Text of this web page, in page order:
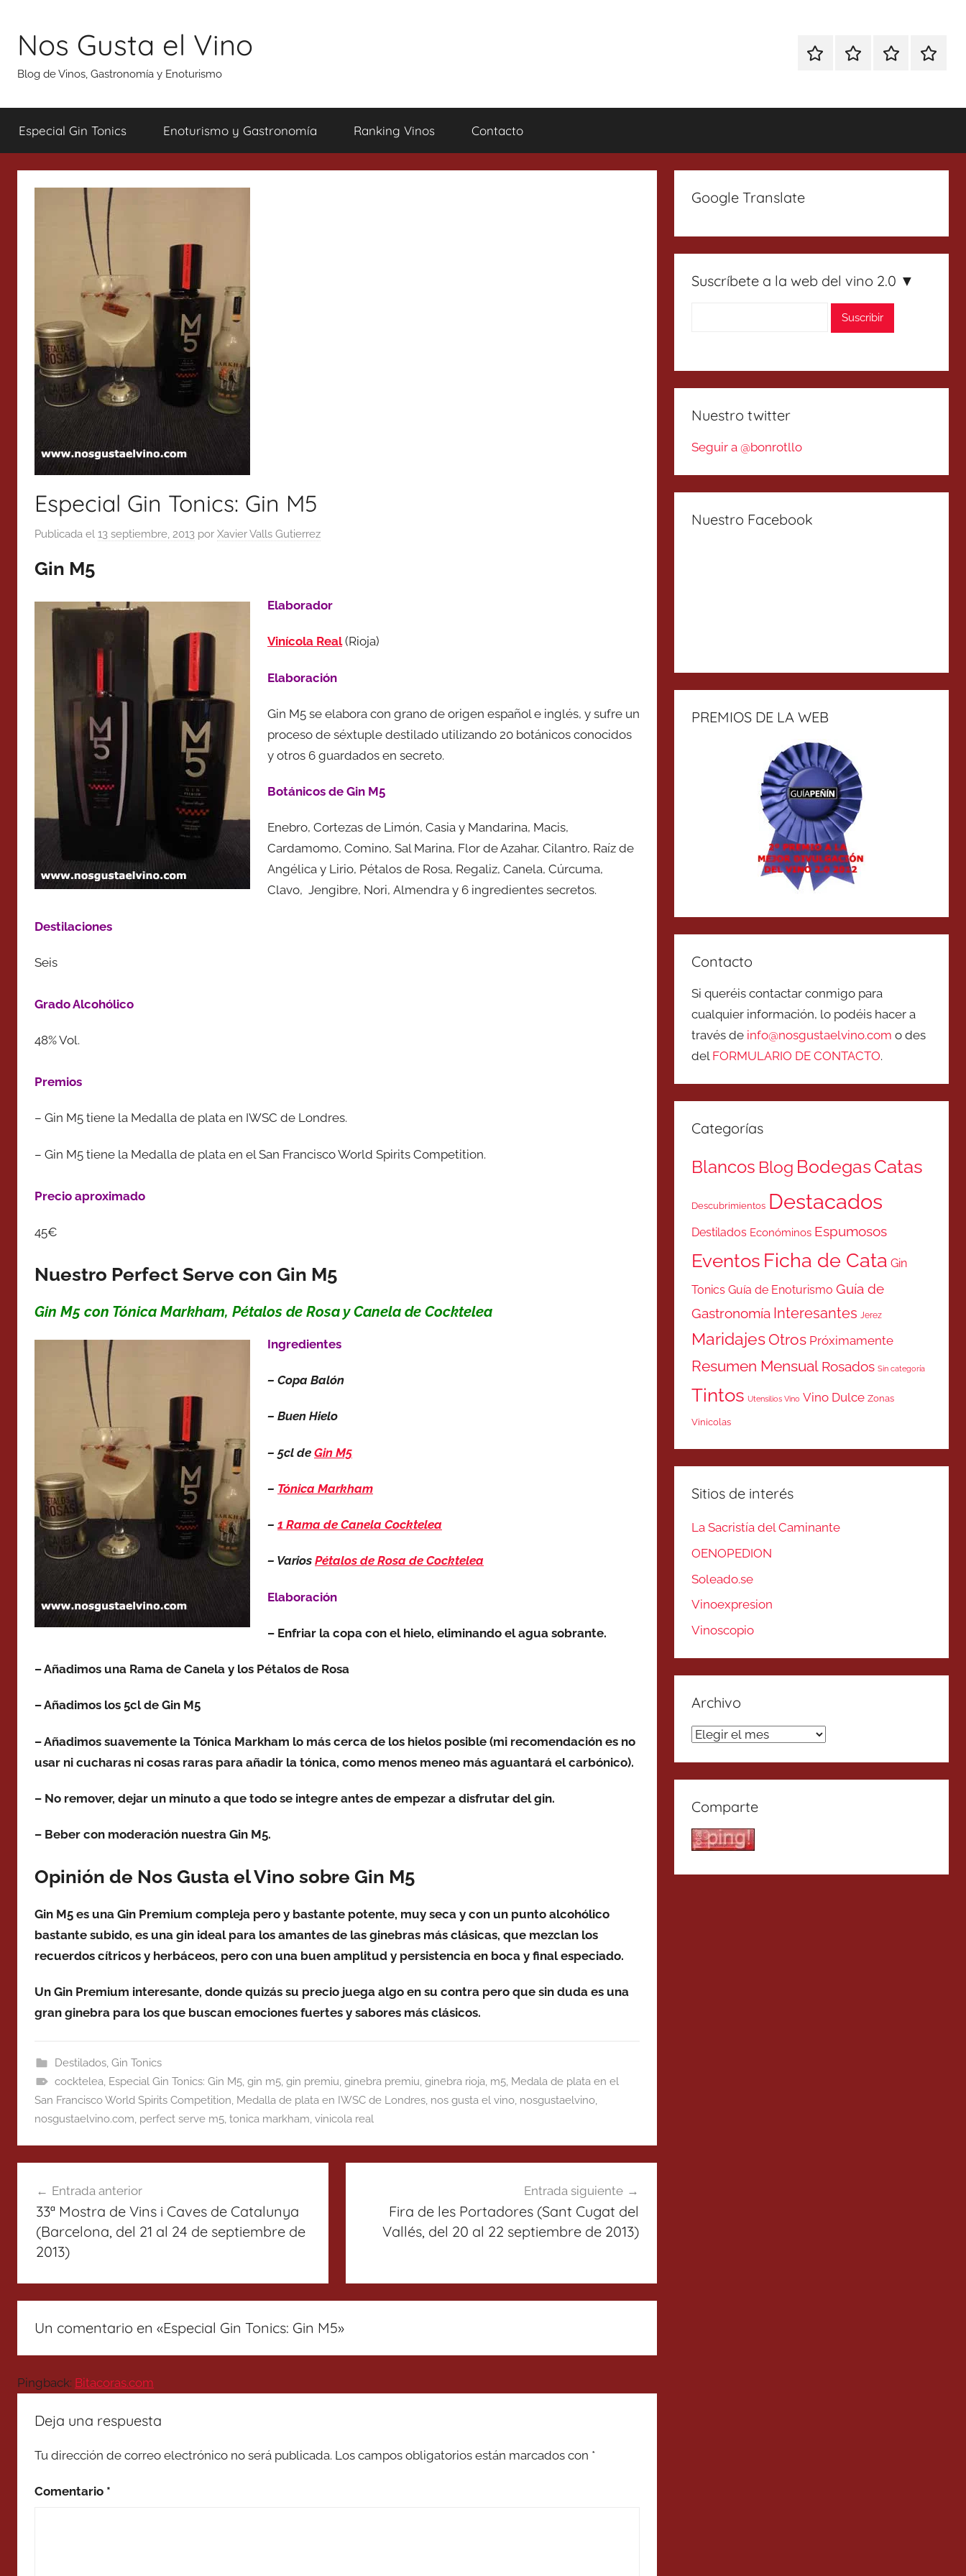
contenido
Nos Gusta el Vino
Blog de Vinos, Gastronomía y Enoturismo
EspecialEnoturismoRanking
Especial Gin Tonics Enoturismo y Gastronomía Ranking Vinos Contacto
Especial Gin Tonics: Gin M5
Publicada el 13 septiembre, 2013 por Xavier Valls Gutierrez
Gin M5
Elaborador
Vinícola Real(Rioja)
Elaboración
Gin M5 se elabora con grano de origen español e inglés, y sufre un
proceso de séxtuple destilado utilizando 20 botánicos conocidos
y otros 6 guardados en secreto.
Botánicos de Gin M5
Enebro, Cortezas de Limón, Casia y Mandarina, Macis,
Cardamomo, Comino, Sal Marina, Flor de Azahar, Cilantro, Raíz de
Angélica y Lirio, Pétalos de Rosa, Regaliz, Canela, Cúrcuma,
Clavo, Jengibre, Nori, Almendra y 6 ingredientes secretos.
Destilaciones
Seis
Grado Alcohólico
48% Vol.
Premios
– Gin M5 tiene la Medalla de plata en IWSC de Londres.
– Gin M5 tiene la Medalla de plata en el San Francisco World Spirits Competition.
Precio aproximado
45€
Nuestro Perfect Serve con Gin M5
Gin M5 con Tónica Markham, Pétalos de Rosa y Canela de Cocktelea
Ingredientes
– Copa Balón
– Buen Hielo
– 5cl de Gin M5
– Tónica Markham
– 1 Rama de Canela Cocktelea
– Varios Pétalos de Rosa de Cocktelea
Elaboración
– Enfriar la copa con el hielo, eliminando el agua sobrante.
– Añadimos una Rama de Canela y los Pétalos de Rosa
– Añadimos los 5cl de Gin M5
– Añadimos suavemente la Tónica Markham lo más cerca de los hielos posible (mi recomendación es no
usar ni cucharas ni cosas raras para añadir la tónica, como menos meneo más aguantará el carbónico).
– No remover, dejar un minuto a que todo se integre antes de empezar a disfrutar del gin.
– Beber con moderación nuestra Gin M5.
Opinión de Nos Gusta el Vino sobre Gin M5
Gin M5 es una Gin Premium compleja pero y bastante potente, muy seca y con un punto alcohólico
bastante subido, es una gin ideal para los amantes de las ginebras más clásicas, que mezclan los
recuerdos cítricos y herbáceos, pero con una buen amplitud y persistencia en boca y final especiado.
Un Gin Premium interesante, donde quizás su precio juega algo en su contra pero que sin duda es una
gran ginebra para los que buscan emociones fuertes y sabores más clásicos.
Destilados, Gin Tonics
cocktelea, Especial Gin Tonics: Gin M5, gin m5, gin premiu, ginebra premiu, ginebra rioja, m5, Medala de plata en el
San Francisco World Spirits Competition, Medalla de plata en IWSC de Londres, nos gusta el vino, nosgustaelvino,
nosgustaelvino.com, perfect serve m5, tonica markham, vinicola real
de
entradas
Entrada anterior
33ª Mostra de Vins i Caves de Catalunya
(Barcelona, del 21 al 24 de septiembre de
2013)
Entrada siguiente
Fira de les Portadores (Sant Cugat del
Vallés, del 20 al 22 septiembre de 2013)
Un comentario en «Especial Gin Tonics: Gin M5»
Pingback: Bitacoras.com
Deja una respuesta
Tu dirección de correo electrónico no será publicada. Los campos obligatorios están marcados con *
Comentario *
Google Translate
Suscríbete a la web del vino 2.0 ▼
Nuestro twitter
Seguir a @bonrotllo
Nuestro Facebook
PREMIOS DE LA WEB
Contacto
Si queréis contactar conmigo para
cualquier información, lo podéis hacer a
través de info@nosgustaelvino.com o des
del FORMULARIO DE CONTACTO.
Categorías
Blancos Blog BodegasCatas
Descubrimientos Destacados
Destilados Económinos Espumosos
Eventos Ficha de Cata Gin
Tonics Guía de Enoturismo Guía de
Gastronomía Interesantes Jerez
MaridajesOtros Próximamente
Resumen Mensual Rosados Sin categoría
Tintos Utensilios Vino Vino Dulce Zonas
Vinicolas
Sitios de interés
La Sacristía del Caminante
OENOPEDION
Soleado.se
Vinoexpresion
Vinoscopio
Archivo
Archivo
Comparte